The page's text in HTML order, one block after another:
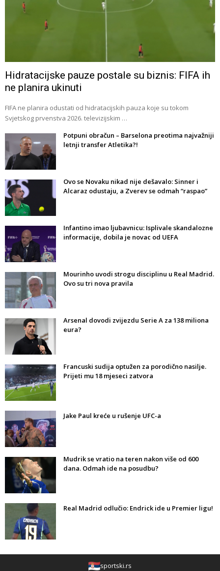
Hidratacijske pauze postale su biznis: FIFA ih
ne planira ukinuti
FIFA ne planira odustati od hidratacijskih pauza koje su tokom
Svjetskog prvenstva 2026. televizijskim …
Potpuni obračun – Barselona preotima najvažniji
letnji transfer Atletika?!
Ovo se Novaku nikad nije dešavalo: Sinner i
Alcaraz odustaju, a Zverev se odmah “raspao”
Infantino imao ljubavnicu: Isplivale skandalozne
informacije, dobila je novac od UEFA
Mourinho uvodi strogu disciplinu u Real Madrid.
Ovo su tri nova pravila
Arsenal dovodi zvijezdu Serie A za 138 miliona
eura?
Francuski sudija optužen za porodično nasilje.
Prijeti mu 18 mjeseci zatvora
Jake Paul kreće u rušenje UFC-a
Mudrik se vratio na teren nakon više od 600
dana. Odmah ide na posudbu?
Real Madrid odlučio: Endrick ide u Premier ligu!
sportski.rs